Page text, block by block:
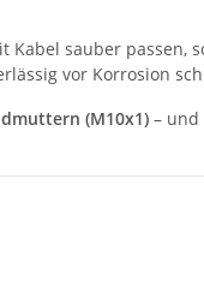
Kabel sauber passen,
vor Korrosion
(M10x1) –